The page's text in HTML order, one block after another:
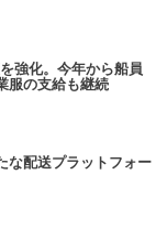
強化。今年から船員
服の支給も継続
な配送プラットフォー